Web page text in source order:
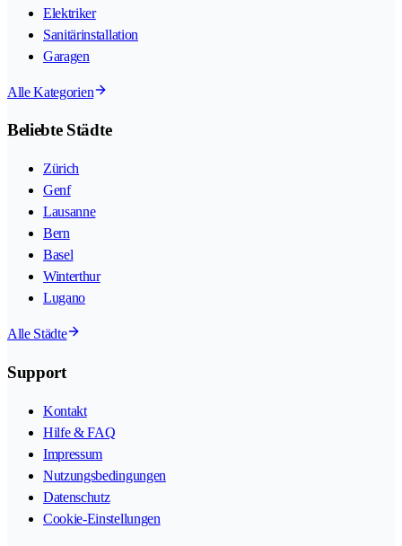
Elektriker
Sanitärinstallation
Garagen
Alle Kategorien
Beliebte Städte
Zürich
Genf
Lausanne
Bern
Basel
Winterthur
Lugano
Alle Städte
Support
Kontakt
Hilfe & FAQ
Impressum
Nutzungsbedingungen
Datenschutz
Cookie-Einstellungen